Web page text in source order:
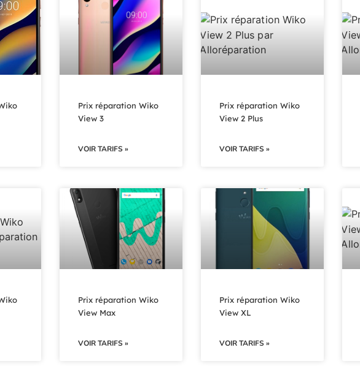
Prix réparation Wiko
View 3
VOIR TARIFS »
Prix réparation Wiko
View 2 Plus
VOIR TARIFS »
Prix réparation Wiko
View Max
VOIR TARIFS »
Prix réparation Wiko
View XL
VOIR TARIFS »